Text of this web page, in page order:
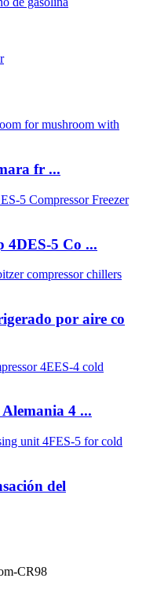
fr ...
4DES-5 Co ...
por aire co
4 ...
del